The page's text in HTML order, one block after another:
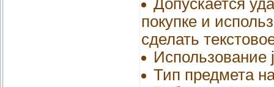
Допускается
покупке и
сделать
Использование
Тип предмета